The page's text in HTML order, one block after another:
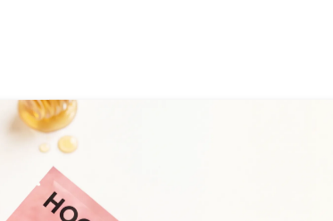
стоит сделать ставку на быстрый и